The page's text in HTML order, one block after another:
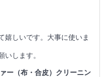
嬉しいです。大事に使いま
いします。
ー（布・合皮）クリーニン